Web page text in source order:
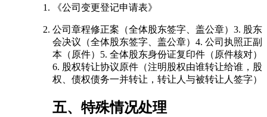
《公司变更登记申请表》
公司章程修正案（全体股东签字、盖公章）3. 股东
会决议（全体股东签字、盖公章）4. 公司执照正副
本（原件）5. 全体股东身份证复印件（原件核对）
6. 股权转让协议原件（注明股权由谁转让给谁，股
权、债权债务一并转让，转让人与被转让人签字）
五、特殊情况处理